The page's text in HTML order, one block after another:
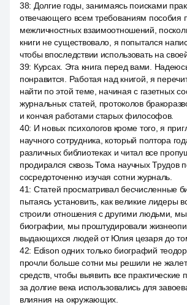
38: Долгие годы, занимаясь поисками
отвечающего всем требованиям пособия
межличностных взаимоотношений,
книги не существовало, я попытался
чтобы впоследствии использовать на
39: Курсах. Эта книга перед вами.
понравится. Работая над книгой, я
найти по этой теме, начиная с газетных
журнальных статей, протоколов
и кончая работами старых философов.
40: И новых психологов кроме того, я
научного сотрудника, который полтора
различных библиотеках и читал все
продирался сквозь Тома научных Трудов
сосредоточенно изучая сотни журналь.
41: Статей просматривал бесчисленные
пытаясь установить, как великие лидеры
строили отношения с другими людьми, мы
биографии, мы проштудировали
выдающихся людей от Юлия цезаря до
42: Edison одних только биографий
прочли больше сотни мы решили не
средств, чтобы выявить все
за долгие века использовались для
влияния на окружающих.